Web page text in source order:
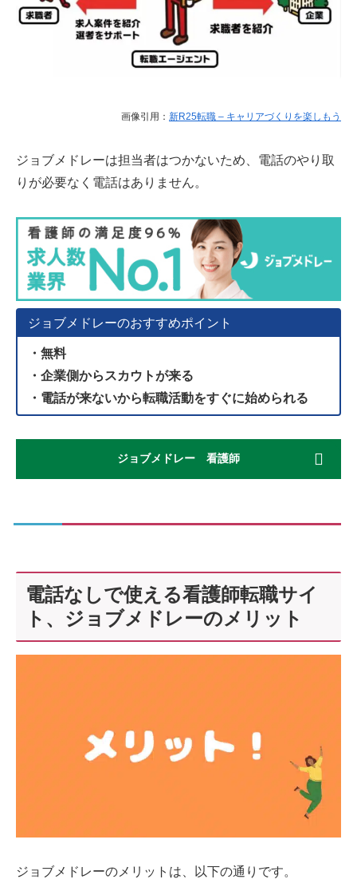
画像引用： 新R25転職 – キャリアづくりを楽しもう
ジョブメドレーは担当者はつかないため、電話のやり取
りが必要なく電話はありません。
ジョブメドレーのおすすめポイント
・無料
・企業側からスカウトが来る
・電話が来ないから転職活動をすぐに始められる
ジョブメドレー 看護師
電話なしで使える看護師転職サイ
ト、ジョブメドレーのメリット
ジョブメドレーのメリットは、以下の通りです。